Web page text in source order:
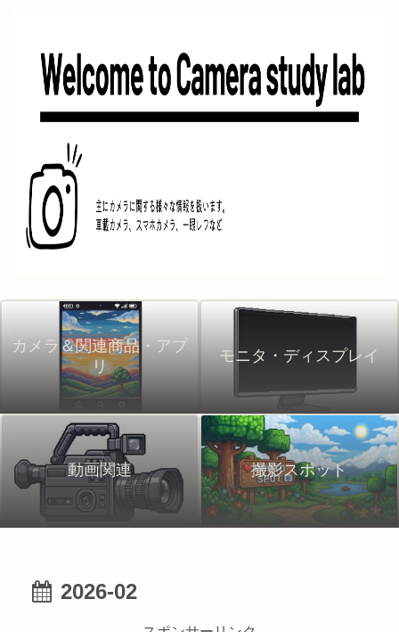
カメラ＆関連商品・アプ
リ
モニタ・ディスプレイ
動画関連 撮影スポット
2026-02